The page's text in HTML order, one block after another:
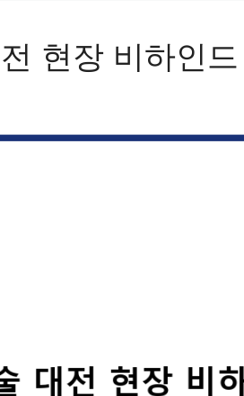
현장 비하인드